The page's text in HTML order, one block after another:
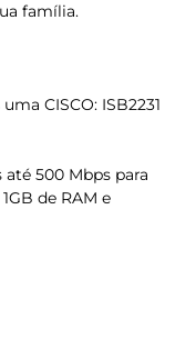
família.
CISCO: ISB2231
até 500 Mbps para
de RAM e